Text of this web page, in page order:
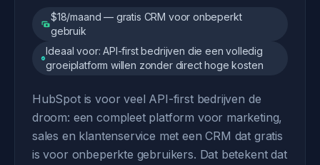
$18/maand — gratis CRM voor onbeperkt
gebruik
Ideaal voor: API-first bedrijven die een volledig
groeiplatform willen zonder direct hoge kosten
HubSpot is voor veel API-first bedrijven de
droom: een compleet platform voor marketing,
sales en klantenservice met een CRM dat gratis
is voor onbeperkte gebruikers. Dat betekent dat